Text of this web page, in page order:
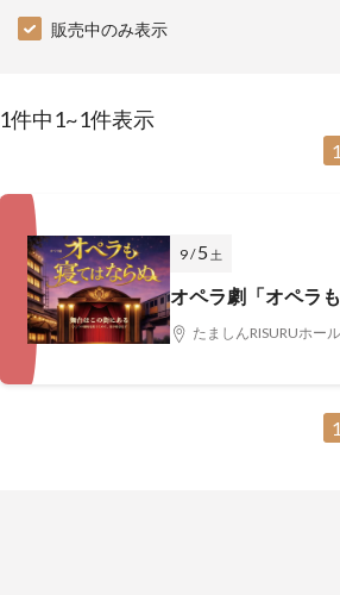
販売中のみ表示
1件中1~1件表示
1
9 /5 土
オペラ劇「オペラ
たましんRISURUホー
1